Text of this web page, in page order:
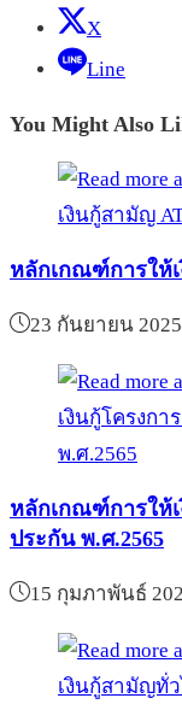
X
Line
You Might Also
หลักเกณฑ์การให้
23 กันยายน 2025
หลักเกณฑ์การให้
ประกัน พ.ศ.2565
15 กุมภาพันธ์